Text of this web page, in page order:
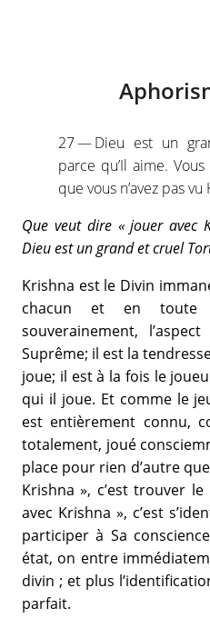
27 — Dieu est un
parce qu’Il aime.
que vous n’avez pas
Que veut dire « jouer avec
Dieu est un grand et cruel
Krishna est le Divin
chacun et en toute
souverainement,
Suprême; il est la
joue; il est à la fois le
qui il joue. Et comme le
est entièrement connu,
totalement, joué
place pour rien d’autre
Krishna », c’est trouver
avec Krishna », c’est
participer à Sa
état, on entre
divin ; et plus
parfait.